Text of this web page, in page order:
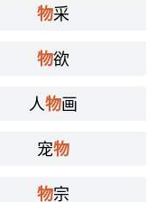
物采
物欲
人物画
宠物
物宗